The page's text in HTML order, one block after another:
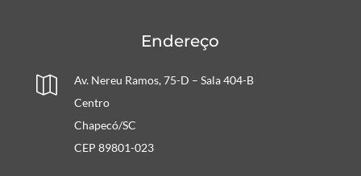
Endereço

Av. Nereu Ramos, 75-D – Sala 404-B
Centro
Chapecó/SC
CEP 89801-023